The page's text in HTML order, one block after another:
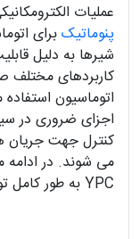
عملیات
پنوماتیکبرای
شیرها به دلیل
کاربردهای مختلف
اجزای ضروری در
کنترل جهت جریان
می شوند. در
YPC به طور کامل توضیح داده شده است.